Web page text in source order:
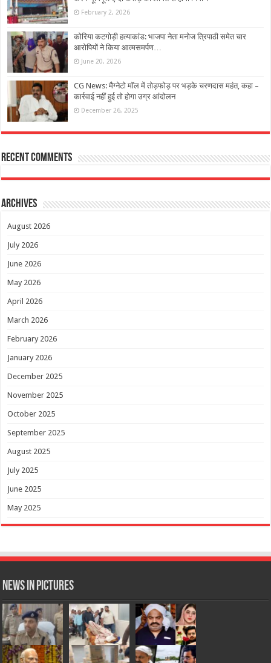
February 2, 2026
कोरिया कटगोड़ी हत्याकांड: भाजपा नेता मनोज त्रिपाठी समेत चार
आरोपियों ने किया आत्मसमर्पण…
June 20, 2026
CG News: मैग्नेटो मॉल में तोड़फोड़ पर भड़के चरणदास महंत, कहा –
कार्रवाई नहीं हुई तो होगा उग्र आंदोलन
December 26, 2025
Recent Comments
Archives
August 2026
July 2026
June 2026
May 2026
April 2026
March 2026
February 2026
January 2026
December 2025
November 2025
October 2025
September 2025
August 2025
July 2025
June 2025
May 2025
News in Pictures